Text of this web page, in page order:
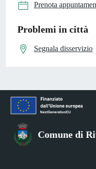
Prenota
Problemi in città
Segnala disservizio
Comune di